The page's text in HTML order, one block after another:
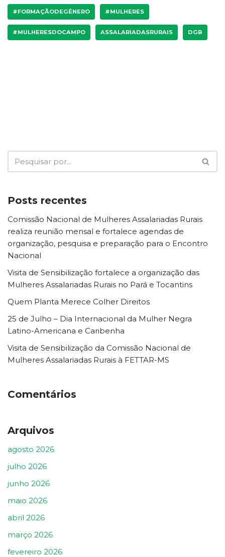
#FORMAÇÃODEGÊNERO #MULHERES
#MULHERESDOCAMPO ASSALARIADASRURAIS DGB
Posts recentes
Comissão Nacional de Mulheres Assalariadas Rurais
realiza reunião mensal e fortalece agendas de
organização, pesquisa e preparação para o Encontro
Nacional
Visita de Sensibilização fortalece a organização das
Mulheres Assalariadas Rurais no Pará e Tocantins
Quem Planta Merece Colher Direitos
25 de Julho – Dia Internacional da Mulher Negra
Latino-Americana e Caribenha
Visita de Sensibilização da Comissão Nacional de
Mulheres Assalariadas Rurais à FETTAR-MS
Comentários
Arquivos
agosto 2026
julho 2026
junho 2026
maio 2026
abril 2026
março 2026
fevereiro 2026